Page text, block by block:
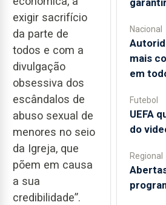
exigir sacrifício
da parte de
todos e com a
divulgação
obsessiva dos
escândalos de
abuso sexual de
menores no seio
da Igreja, que
põem em causa
a sua
credibilidade”.
Nacional
mais
em
Futebol
UEFA
do
Regional